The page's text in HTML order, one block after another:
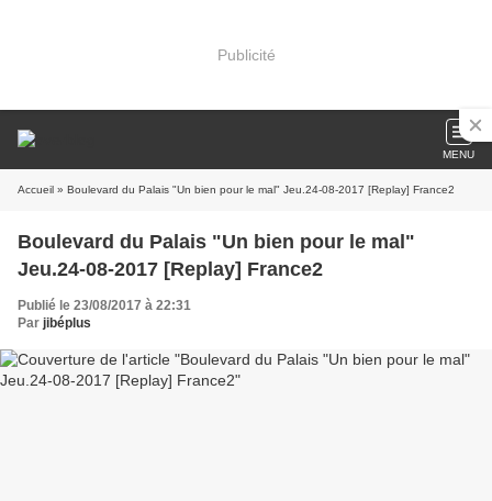
Publicité
MENU
Accueil » Boulevard du Palais "Un bien pour le mal" Jeu.24-08-2017 [Replay] France2
Boulevard du Palais "Un bien pour le mal"
Jeu.24-08-2017 [Replay] France2
Publié le 23/08/2017 à 22:31
Par jibéplus